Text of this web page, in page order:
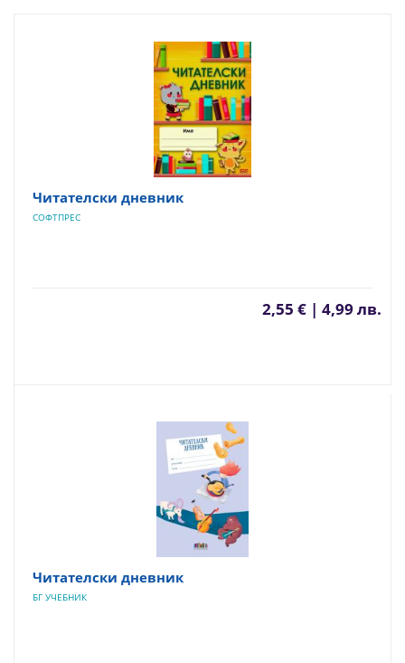
Читателски дневник
СОФТПРЕС
2,55 € | 4,99 лв.
Читателски дневник
БГ УЧЕБНИК